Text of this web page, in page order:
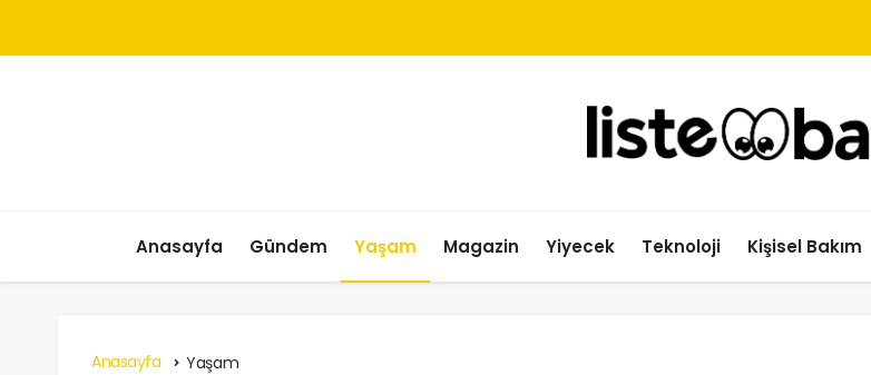
Anasayfa Gündem Yaşam Magazin Yiyecek Teknoloji Kişisel Bakım
Anasayfa Yaşam